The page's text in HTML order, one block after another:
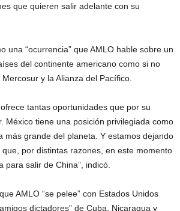
que quieren salir adelante con su
una “ocurrencia” que AMLO hable sobre un
del continente americano como si no
y la Alianza del Pacífico.
ofrece tantas oportunidades que por su
México tiene una posición privilegiada como
más grande del planeta. Y estamos dejando
por distintas razones, en este momento
para salir de China”, indicó.
AMLO “se pelee” con Estados Unidos
dictadores” de Cuba, Nicaragua y